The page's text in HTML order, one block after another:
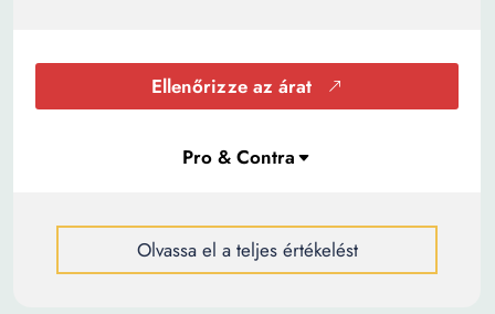
Ellenőrizze az árat
Olvassa el a teljes értékelést